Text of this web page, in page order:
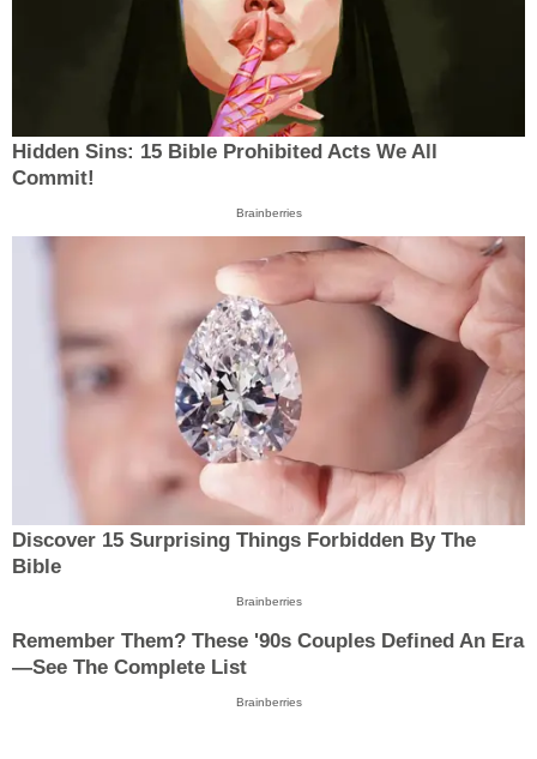
Hidden Sins: 15 Bible Prohibited Acts We All
Commit!
Brainberries
Discover 15 Surprising Things Forbidden By The
Bible
Brainberries
Remember Them? These '90s Couples Defined An Era
—See The Complete List
Brainberries